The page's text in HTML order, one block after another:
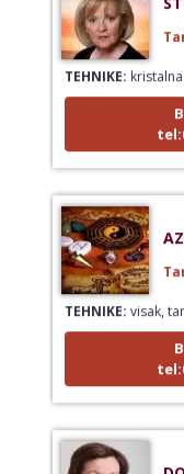
TEHNIKE:kristalna
TEHNIKE:visak,